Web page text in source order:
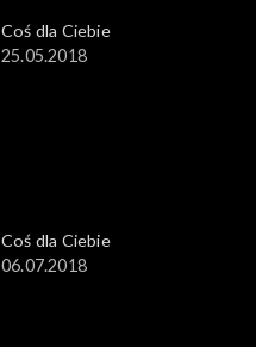
Coś dla Ciebie
25.05.2018
Coś dla Ciebie
06.07.2018